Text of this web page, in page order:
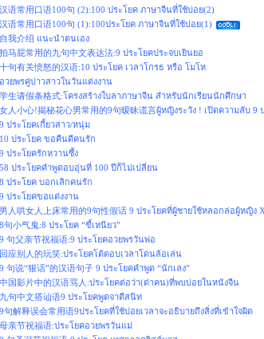
汉语常用口语100句 (2):100 ประโยค ภาษาจีนที่ใช้บ่อย(2)
汉语常用口语100句 (1):100ประโยค ภาษาจีนที่ใช้บ่อย(1)
自我介绍 แนะนำตนเอง
拍马屁常用的九句中文表达法:9 ประโยคประจบเยินยอ
十句有关愤怒的汉语:10 ประโยค เวลาโกรธ หรือ โมโห
อวยพรคู่บ่าวสาวในวันแต่งงาน
学生请假条格式:โครงสร้างใบลาภาษาจีน สำหรับนักเรียนนักศึกษา
女人小心!揭秘花心男常用的9句暧昧谎言ผู้หญิงระวัง ! เปิดความลับ
9 ประโยคเกี้ยวสาว/หนุ่ม
10 ประโยค ขอคืนดีคนรัก
9 ประโยครักหวานซึ้ง
58 ประโยคคำพูดอบอุ่นที่ 100 ปีก็ไม่เปลี่ยน
8 ประโยค บอกเลิกคนรัก
9 ประโยคขอแต่งงาน
男人哄女人上床常用的9句性假话 9 ประโยคที่ผู้ชายใช้หลอกล่อผู้หญิง
8句小气鬼:8 ประโยค “ขี้เหนียว”
9 句父亲节祝福语:9 ประโยคอวยพรวันพ่อ
回应别人的玩笑:ประโยคโต้ตอบเวลาโดนล้อเล่น
9 句说“狠话”的汉语句子 9 ประโยคคำพูด “นักเลง”
中国影片中的汉语骂人:ประโยคต่อว่า(ด่าคน)ที่พบบ่อยในหนังจีน
九句中文搭讪语9 ประโยคพูดจาตีสนิท
9句解释误会常用语9ประโยคที่ใช้บ่อยเวลาจะอธิบายถึงสิ่งที่เข้าใจผิด
母亲节祝福语:ประโยคอวยพรวันแม่